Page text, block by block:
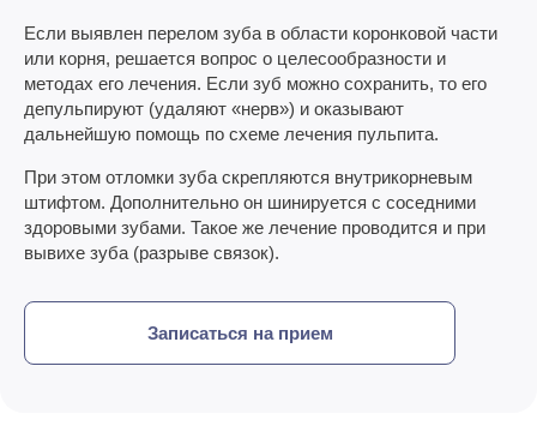
Если выявлен перелом зуба в области коронковой части
или корня, решается вопрос о целесообразности и
методах его лечения. Если зуб можно сохранить, то его
депульпируют (удаляют «нерв») и оказывают
дальнейшую помощь по схеме лечения пульпита.
При этом отломки зуба скрепляются внутрикорневым
штифтом. Дополнительно он шинируется с соседними
здоровыми зубами. Такое же лечение проводится и при
вывихе зуба (разрыве связок).
Записаться на прием